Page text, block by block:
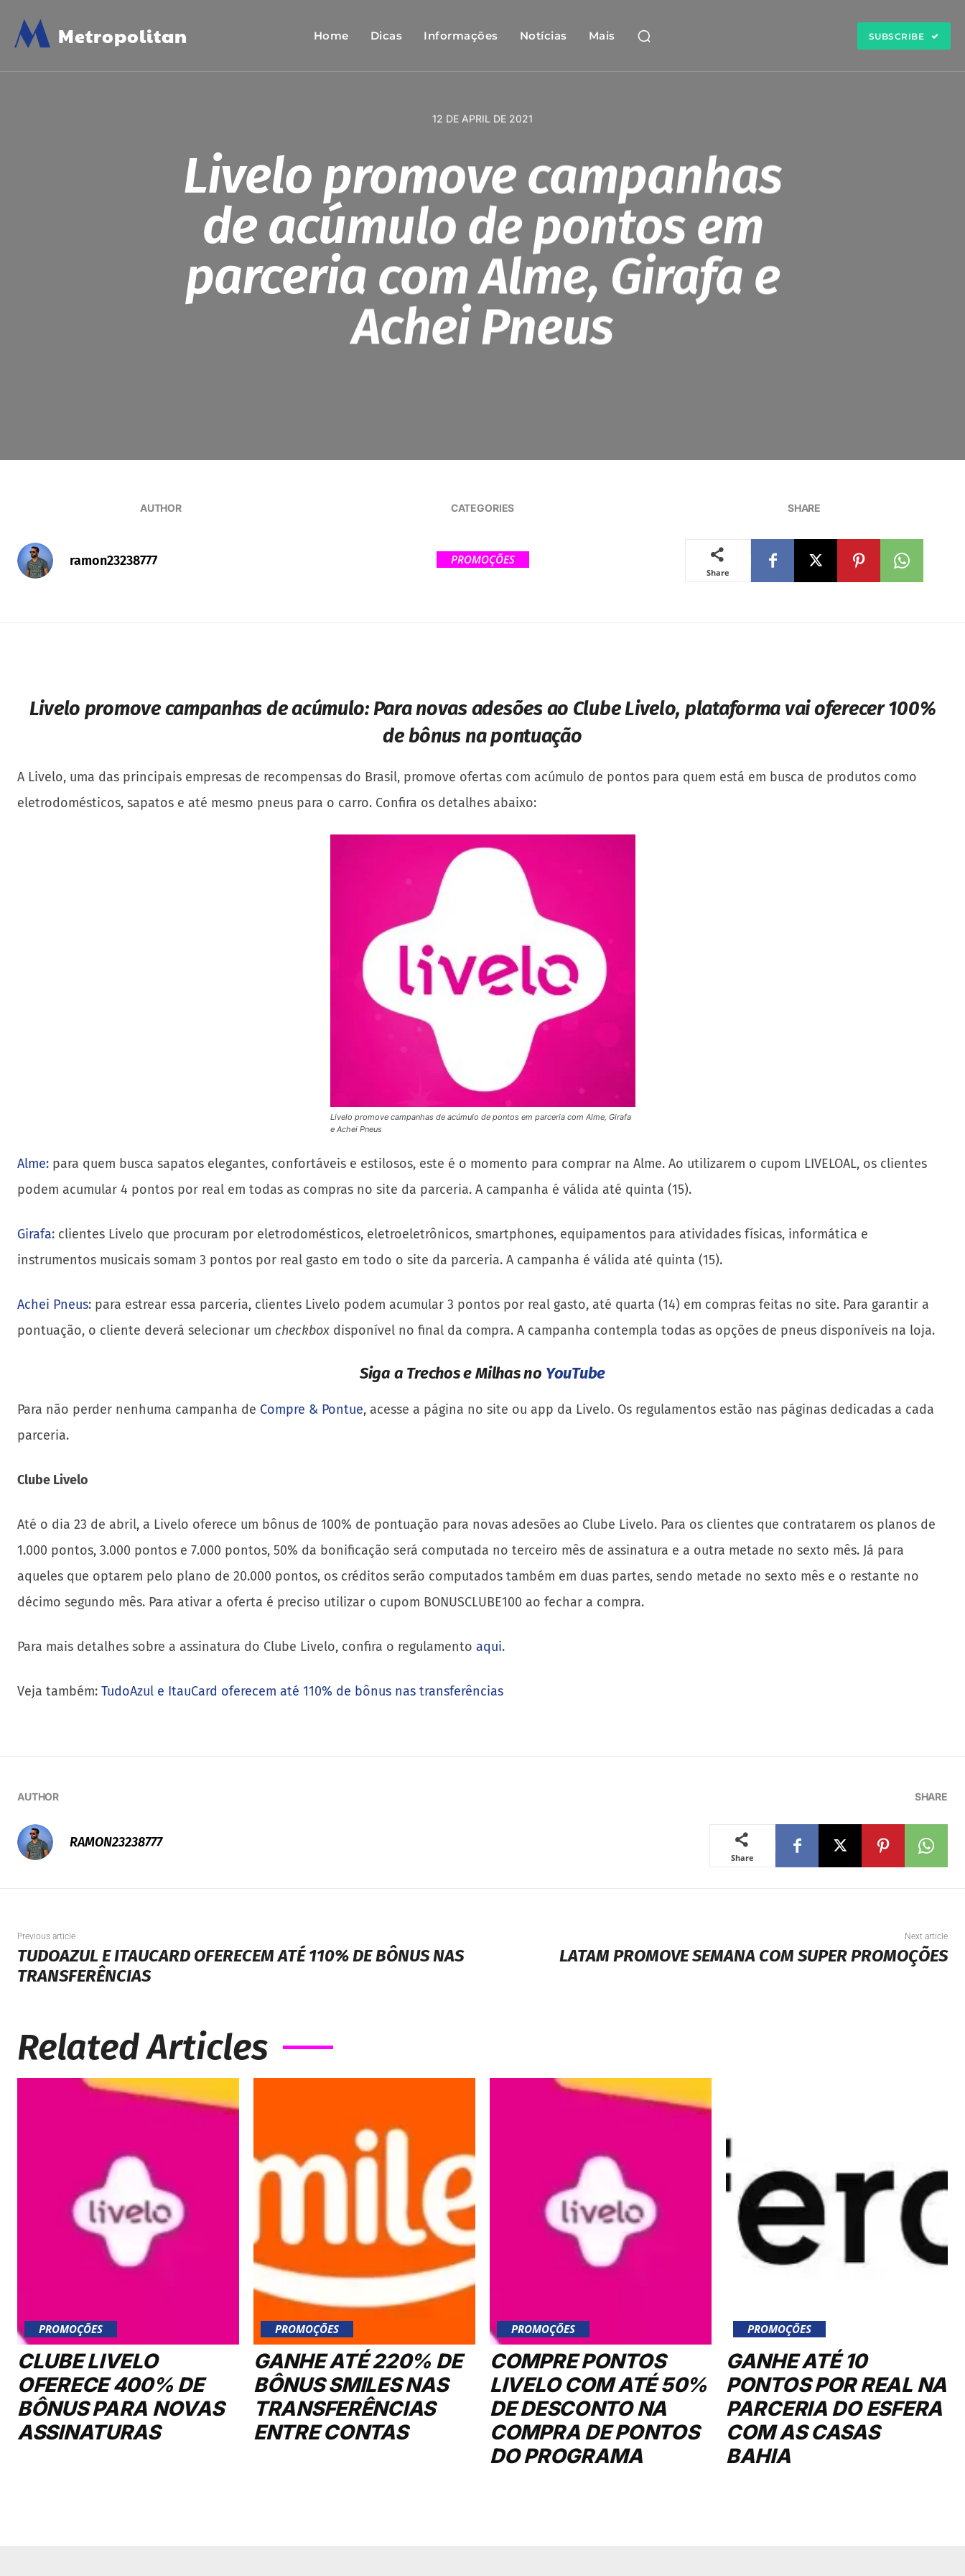
M Metropolitan Home Dicas Informações Notícias Mais SUBSCRIBE
12 DE APRIL DE 2021
Livelo promove campanhas
de acúmulo de pontos em
parceria com Alme, Girafa e
Achei Pneus
AUTHOR
ramon23238777
CATEGORIES
PROMOÇÕES
SHARE
Share
Livelo promove campanhas de acúmulo:Para novas adesões ao Clube Livelo, plataforma vai oferecer 100%
de bônus na pontuação
A Livelo, uma das principais empresas de recompensas do Brasil, promove ofertas com acúmulo de pontos para quem está em busca de produtos como
eletrodomésticos, sapatos e até mesmo pneus para o carro. Confira os detalhes abaixo:
Livelo promove campanhas de acúmulo de pontos em parceria com Alme, Girafa
e Achei Pneus
Alme: para quem busca sapatos elegantes, confortáveis e estilosos, este é o momento para comprar na Alme. Ao utilizarem o cupom LIVELOAL, os clientes
podem acumular 4 pontos por real em todas as compras no site da parceria. A campanha é válida até quinta (15).
Girafa: clientes Livelo que procuram por eletrodomésticos, eletroeletrônicos, smartphones, equipamentos para atividades físicas, informática e
instrumentos musicais somam 3 pontos por real gasto em todo o site da parceria. A campanha é válida até quinta (15).
Achei Pneus: para estrear essa parceria, clientes Livelo podem acumular 3 pontos por real gasto, até quarta (14) em compras feitas no site. Para garantir a
pontuação, o cliente deverá selecionar um checkbox disponível no final da compra. A campanha contempla todas as opções de pneus disponíveis na loja.
Siga a Trechos e Milhas no YouTube
Para não perder nenhuma campanha de Compre & Pontue, acesse a página no site ou app da Livelo. Os regulamentos estão nas páginas dedicadas a cada
parceria.
Clube Livelo
Até o dia 23 de abril, a Livelo oferece um bônus de 100% de pontuação para novas adesões ao Clube Livelo. Para os clientes que contratarem os planos de
1.000 pontos, 3.000 pontos e 7.000 pontos, 50% da bonificação será computada no terceiro mês de assinatura e a outra metade no sexto mês. Já para
aqueles que optarem pelo plano de 20.000 pontos, os créditos serão computados também em duas partes, sendo metade no sexto mês e o restante no
décimo segundo mês. Para ativar a oferta é preciso utilizar o cupom BONUSCLUBE100 ao fechar a compra.
Para mais detalhes sobre a assinatura do Clube Livelo, confira o regulamento aqui.
Veja também: TudoAzul e ItauCard oferecem até 110% de bônus nas transferências
AUTHOR
RAMON23238777
SHARE
Share
Previous article
TUDOAZUL E ITAUCARD OFERECEM ATÉ 110% DE BÔNUS NAS
TRANSFERÊNCIAS
Next article
LATAM PROMOVE SEMANA COM SUPER PROMOÇÕES
Related Articles
PROMOÇÕES
CLUBE LIVELO
OFERECE 400% DE
BÔNUS PARA NOVAS
ASSINATURAS
PROMOÇÕES
GANHE ATÉ 220% DE
BÔNUS SMILES NAS
TRANSFERÊNCIAS
ENTRE CONTAS
PROMOÇÕES
COMPRE PONTOS
LIVELO COM ATÉ 50%
DE DESCONTO NA
COMPRA DE PONTOS
DO PROGRAMA
PROMOÇÕES
GANHE ATÉ 10
PONTOS POR REAL NA
PARCERIA DO ESFERA
COM AS CASAS
BAHIA